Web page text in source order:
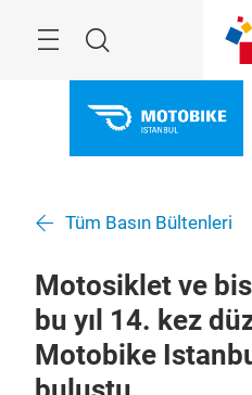
Arama
Tüm Basın Bültenleri
Motosiklet ve
bu yıl 14. kez
Motobike